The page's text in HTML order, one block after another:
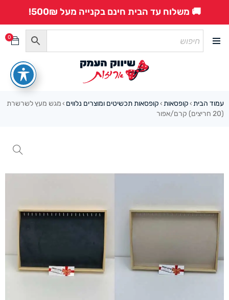
🚚 משלוח עד הבית חינם בקנייה מעל 500₪!
0
עמוד הבית › קופסאות › קופסאות תכשיטים ומוצרים נלווים › מגש מעץ לשרשרת
(20 חריצים) קרם/אפור